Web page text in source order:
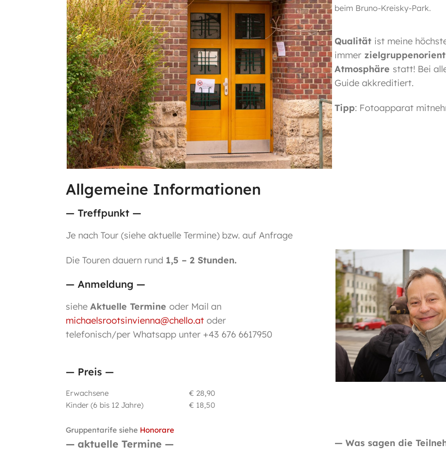
beim Bruno-Kreisky-Park.
Qualität ist meine
immer
Atmosphäre statt! Bei
Guide akkreditiert.
Tipp: Fotoapparat
Allgemeine Informationen
— Treffpunkt —
Je nach Tour (siehe aktuelle Termine) bzw. auf Anfrage
Die Touren dauern rund 1,5 – 2 Stunden.
— Anmeldung —
siehe Aktuelle Termine oder Mail an
michaelsrootsinvienna@chello.at oder
telefonisch/per Whatsapp unter +43 676 6617950
— Preis —
Erwachsene
€ 28,90
Kinder (6 bis 12 Jahre)
€ 18,50
Gruppentarife siehe Honorare
— aktuelle Termine — — Was sagen die